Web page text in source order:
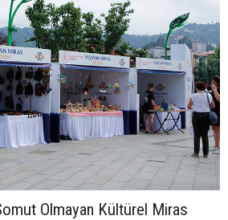
Olmayan Kültürel Miras